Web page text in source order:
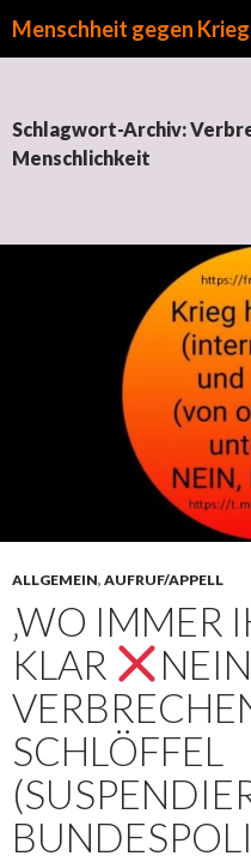
Schlagwort-Archiv:
Menschlichkeit
ALLGEMEIN, AUFRUF/APPELL
‚WO IMMER
KLAR
SCHLÖFFEL